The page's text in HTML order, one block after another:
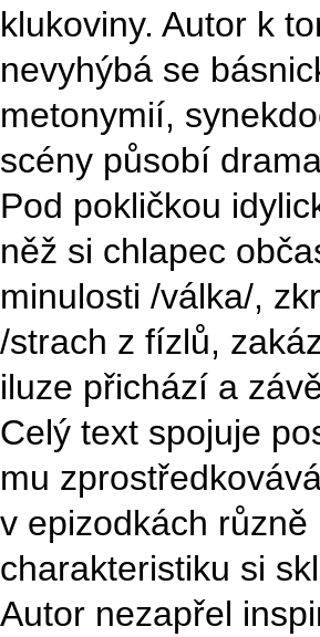
klukoviny. Autor k
nevyhýbá se
metonymií,
scény působí
Pod pokličkou
něž si chlapec
minulosti /válka/,
/strach z fízlů,
iluze přichází a
Celý text spojuje
mu
v epizodkách
charakteristiku si
Autor nezapřel